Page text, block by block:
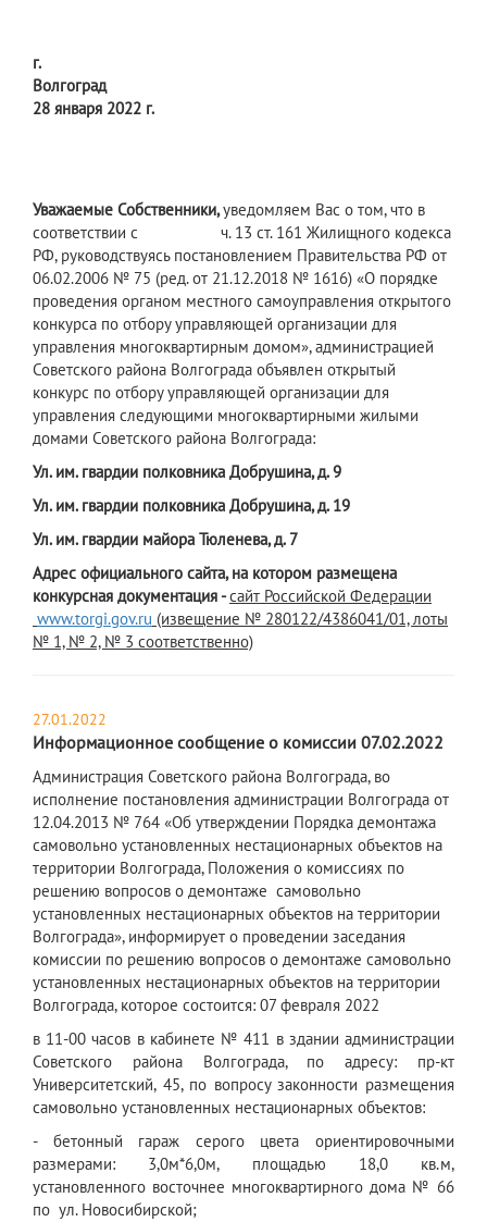
г.
Волгоград
28 января 2022 г.
Уважаемые Собственники,уведомляем Вас о том, что в
соответствии с ч. 13 ст. 161 Жилищного кодекса
РФ, руководствуясь постановлением Правительства РФ от
06.02.2006 № 75 (ред. от 21.12.2018 № 1616) «О порядке
проведения органом местного самоуправления открытого
конкурса по отбору управляющей организации для
управления многоквартирным домом», администрацией
Советского района Волгограда объявлен открытый
конкурс по отбору управляющей организации для
управления следующими многоквартирными жилыми
домами Советского района Волгограда:
Ул. им. гвардии полковника Добрушина, д. 9
Ул. им. гвардии полковника Добрушина, д. 19
Ул. им. гвардии майора Тюленева, д. 7
Адрес официального сайта, на котором размещена
конкурсная документация -сайт Российской Федерации
www.torgi.gov.ru (извещение № 280122/4386041/01, лоты
№ 1, № 2, № 3 соответственно)
27.01.2022
Информационное сообщение о комиссии 07.02.2022
Администрация Советского района Волгограда, во
исполнение постановления администрации Волгограда от
12.04.2013 № 764 «Об утверждении Порядка демонтажа
самовольно установленных нестационарных объектов на
территории Волгограда, Положения о комиссиях по
решению вопросов о демонтаже самовольно
установленных нестационарных объектов на территории
Волгограда», информирует о проведении заседания
комиссии по решению вопросов о демонтаже самовольно
установленных нестационарных объектов на территории
Волгограда, которое состоится: 07 февраля 2022
в 11-00 часов в кабинете № 411 в здании администрации
Советского района Волгограда, по адресу: пр-кт
Университетский, 45, по вопросу законности размещения
самовольно установленных нестационарных объектов:
- бетонный гараж серого цвета ориентировочными
размерами: 3,0м*6,0м, площадью 18,0 кв.м,
установленного восточнее многоквартирного дома № 66
по ул. Новосибирской;